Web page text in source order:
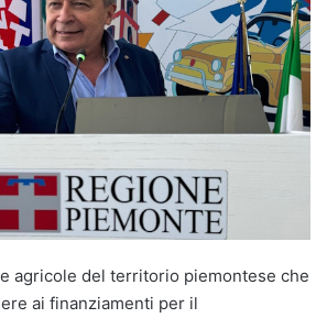
agricole del territorio piemontese che
ai finanziamenti per il